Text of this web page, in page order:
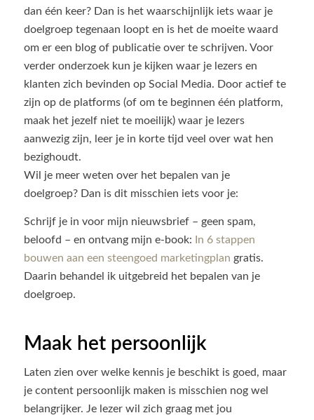
dan één keer? Dan is het waarschijnlijk iets waar je
doelgroep tegenaan loopt en is het de moeite waard
om er een blog of publicatie over te schrijven. Voor
verder onderzoek kun je kijken waar je lezers en
klanten zich bevinden op Social Media. Door actief te
zijn op de platforms (of om te beginnen één platform,
maak het jezelf niet te moeilijk) waar je lezers
aanwezig zijn, leer je in korte tijd veel over wat hen
bezighoudt.
Wil je meer weten over het bepalen van je
doelgroep? Dan is dit misschien iets voor je:
Schrijf je in voor mijn nieuwsbrief – geen spam,
beloofd – en ontvang mijn e-book:
In 6 stappen
bouwen aan een steengoed marketingplan gratis.
Daarin behandel ik uitgebreid het bepalen van je
doelgroep.
Maak het persoonlijk
Laten zien over welke kennis je beschikt is goed, maar
je content persoonlijk maken is misschien nog wel
belangrijker. Je lezer wil zich graag met jou